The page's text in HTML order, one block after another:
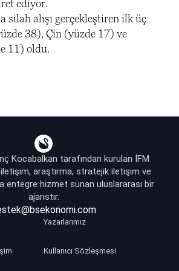
ediyor.
silah alışı gerçekleştiren ilk üç
38), Çin (yüzde 17) ve
11) oldu.
Kocabalkan tarafından kurulan İFM
araştırma, stratejik iletişim ve
entegre hizmet sunan uluslararası bir
ajanstır.
Yazarlarımız
Kullanıcı Sözleşmesi